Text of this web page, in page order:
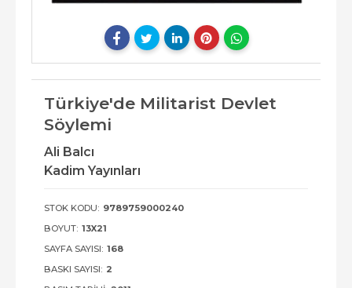
Türkiye'de Militarist Devlet
Söylemi
Ali Balcı
Kadim Yayınları
STOK KODU: 9789759000240
BOYUT: 13X21
SAYFA SAYISI: 168
BASKI SAYISI: 2